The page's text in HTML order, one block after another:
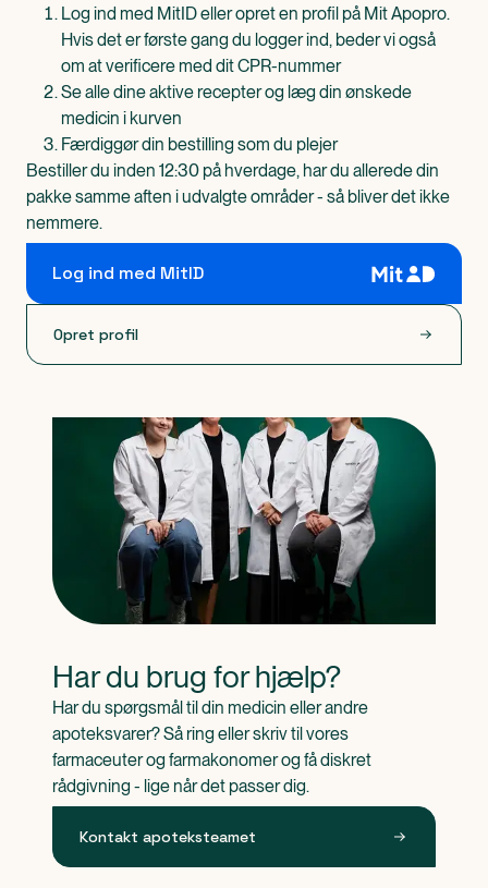
Log ind med MitID eller opret en profil på Mit Apopro.
Hvis det er første gang du logger ind, beder vi også
om at verificere med dit CPR-nummer
Se alle dine aktive recepter og læg din ønskede
medicin i kurven
Færdiggør din bestilling som du plejer
Bestiller du inden 12:30 på hverdage, har du allerede din
pakke samme aften i udvalgte områder - så bliver det ikke
nemmere.
Log ind med MitID
Opret profil
Har du brug for hjælp?
Har du spørgsmål til din medicin eller andre
apoteksvarer? Så ring eller skriv til vores
farmaceuter og farmakonomer og få diskret
rådgivning - lige når det passer dig.
Kontakt apoteksteamet